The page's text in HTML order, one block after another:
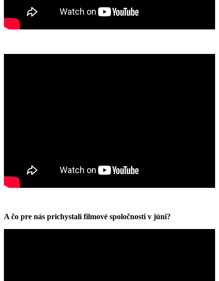
A čo pre nás prichystali filmové spoločnosti v júni?